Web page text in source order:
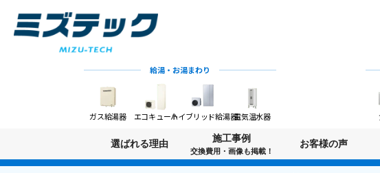
給湯・お湯まわり
ガス給湯器 エコキュートハイブリッド給湯器電気温水器
選ばれる理由
施工事例
交換費用・画像も掲載！
お客様の声